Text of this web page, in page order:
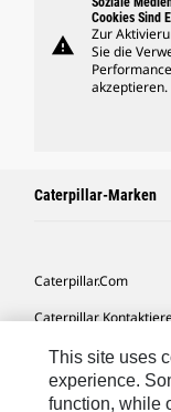
warning
Cookies Sind
Zur
Sie die
akzeptieren.
Caterpillar-Marken
Caterpillar.com
Caterpillar
Meine Marketing-
Seitenübersicht
This site uses
experience.
function, while